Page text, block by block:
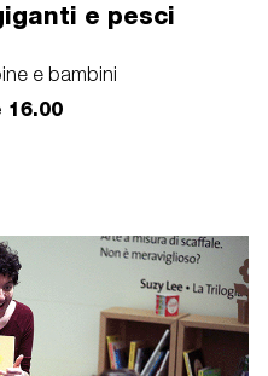
e pesci
e bambini
16.00